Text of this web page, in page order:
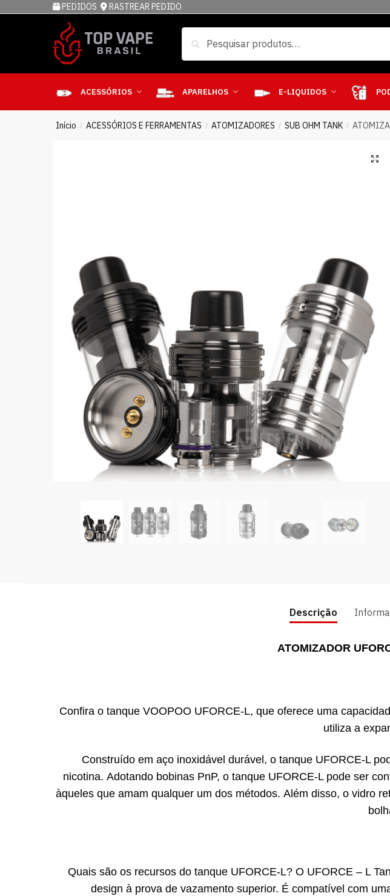
PEDIDOS RASTREAR PEDIDO
ACESSÓRIOS APARELHOS E-LIQUIDOS
Início / ACESSÓRIOS E FERRAMENTAS / ATOMIZADORES / SUB OHM TANK /
Descrição
ATOMIZADOR
Confira o tanque VOOPOO UFORCE-L, que oferece uma
utiliza a
Construído em aço inoxidável durável, o tanque UFORCE-L
nicotina. Adotando bobinas PnP, o tanque UFORCE-L pode ser
àqueles que amam qualquer um dos métodos. Além disso, o vidro
Quais são os recursos do tanque UFORCE-L? O UFORCE – L
design à prova de vazamento superior. É compatível com